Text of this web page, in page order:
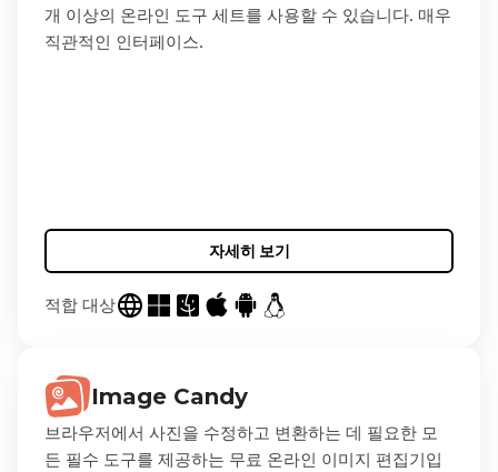
개 이상의 온라인 도구 세트를 사용할 수 있습니다. 매우
직관적인 인터페이스.
자세히 보기
적합 대상
Image Candy
브라우저에서 사진을 수정하고 변환하는 데 필요한 모
든 필수 도구를 제공하는 무료 온라인 이미지 편집기입